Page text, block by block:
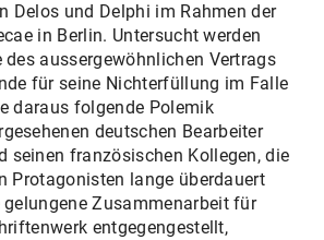
Delos und Delphi im Rahmen der
in Berlin. Untersucht werden
des aussergewöhnlichen Vertrags
für seine Nichterfüllung im Falle
daraus folgende Polemik
deutschen Bearbeiter
seinen französischen Kollegen, die
Protagonisten lange überdauert
Zusammenarbeit für
entgegengestellt,